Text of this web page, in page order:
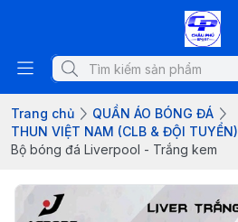
Trang chủ
QUẦN ÁO BÓNG ĐÁ
THUN VIỆT NAM (CLB & ĐỘI TUYỂN)
Bộ bóng đá Liverpool - Trắng kem